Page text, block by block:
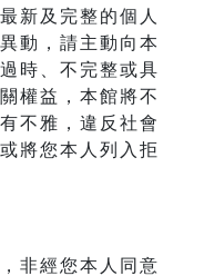
新及完整的個人
動，請主動向本
時、不完整或具
權益，本館將不
不雅，違反社會
將您本人列入拒
非經您本人同意